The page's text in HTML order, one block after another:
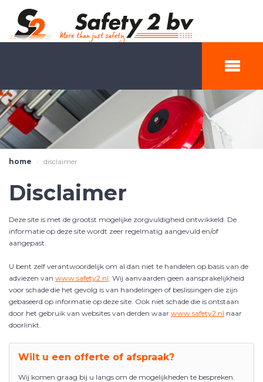
home disclaimer
Disclaimer
Deze site is met de grootst mogelijke zorgvuldigheid ontwikkeld. De
informatie op deze site wordt zeer regelmatig aangevuld en/of
aangepast.
U bent zelf verantwoordelijk om al dan niet te handelen op basis van de
adviezen van www.safety2.nl . Wij aanvaarden geen aansprakelijkheid
voor schade die het gevolg is van handelingen of beslissingen die zijn
gebaseerd op informatie op deze site. Ook niet schade die is ontstaan
door het gebruik van websites van derden waar www.safety2.nl naar
doorlinkt.
Wilt u een offerte of afspraak?
Wij komen graag bij u langs om de mogelijkheden te bespreken.